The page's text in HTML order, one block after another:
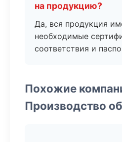
на продукцию?
Да, вся продукция
необходимые
соответствия и
Похожие
Производство